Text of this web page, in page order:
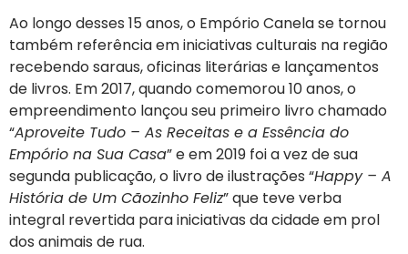
Ao longo desses 15 anos, o Empório Canela se tornou
também referência em iniciativas culturais na região
recebendo saraus, oficinas literárias e lançamentos
de livros. Em 2017, quando comemorou 10 anos, o
empreendimento lançou seu primeiro livro chamado
“Aproveite Tudo – As Receitas e a Essência do
Empório na Sua Casa” e em 2019 foi a vez de sua
segunda publicação, o livro de ilustrações “Happy – A
História de Um Cãozinho Feliz” que teve verba
integral revertida para iniciativas da cidade em prol
dos animais de rua.